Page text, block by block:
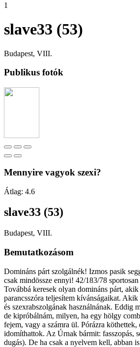
1
slave33 (53)
Budapest, VIII.
Publikus fotók
Mennyire vagyok szexi?
Átlag: 4.6
slave33 (53)
Budapest, VIII.
Bemutatkozásom
Domináns párt szolgálnék! Izmos pasik
csak mindössze ennyi! 42/183/78
Továbbá keresek olyan domináns párt,
parancsszóra teljesítem kívánságaikat. Akik
és szexrabszolgának használnának. Eddig
de kipróbálnám, milyen, ha egy hölgy
fejem, vagy a számra ül. Pórázra köthettek,
idomíthattok. Az Úrnak bármit: fasszopás,
dugás). De ha csak a nyelvem kell, abban